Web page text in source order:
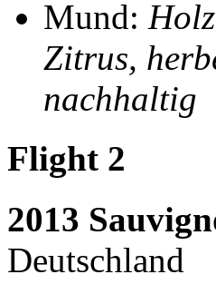
Mund:
Zitrus,
nachhaltig
Flight 2
2013
Deutschland